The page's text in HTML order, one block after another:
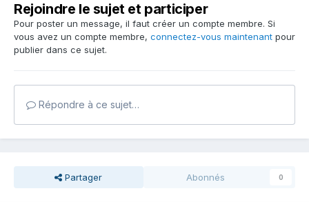
Rejoindre le sujet et participer
Pour poster un message, il faut créer un compte membre. Si
vous avez un compte membre, connectez-vous maintenant pour
publier dans ce sujet.
Répondre à ce sujet…
Partager Abonnés 0